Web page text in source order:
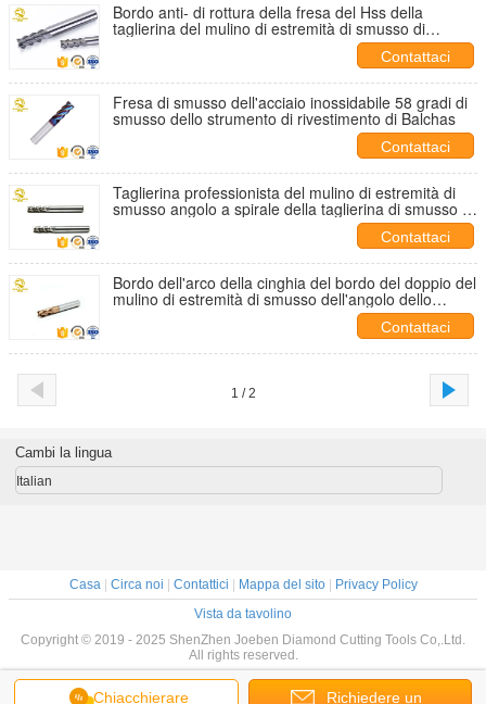
Bordo anti- di rottura della fresa del Hss della
taglierina del mulino di estremità di smusso di
Contattaci
Fresa di smusso dell'acciaio inossidabile 58 gradi di
smusso dello strumento di rivestimento di Balchas
Contattaci
Taglierina professionista del mulino di estremità di
smusso angolo a spirale della taglierina di smusso di
Contattaci
Bordo dell'arco della cinghia del bordo del doppio del
mulino di estremità di smusso dell'angolo dello
strumento di smusso di 60 gradi nuovo
Contattaci
1 / 2
Chiacchierare Richiedere un
Cambi la lingua
Italian
Casa| Circa noi Contattici Mappa del sito|
Privacy Policy
Vista da tavolino
Copyright © 2019 - 2025 ShenZhen Joeben Diamond Cutting Tools Co,.Ltd.
All rights reserved.